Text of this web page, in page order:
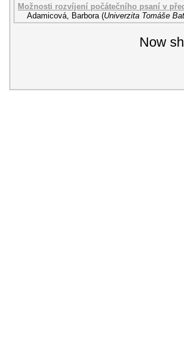
Možnosti rozvíjení počátečního psaní v
Adamicová, Barbora (Univerzita Tomáše
Now